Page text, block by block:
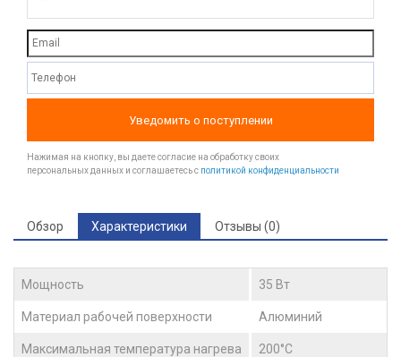
Уведомить о поступлении
Нажимая на кнопку, вы даете согласие на обработку своих
персональных данных и соглашаетесь с политикой конфиденциальности
Обзор Характеристики Отзывы (0)
Мощность 35 Вт
Материал рабочей поверхности Алюминий
Максимальная температура нагрева 200°С